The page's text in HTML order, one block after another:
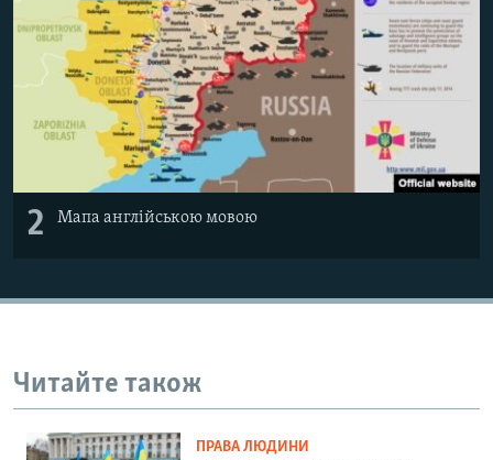
2 Мапа англійською мовою
Читайте також
ПРАВА ЛЮДИНИ